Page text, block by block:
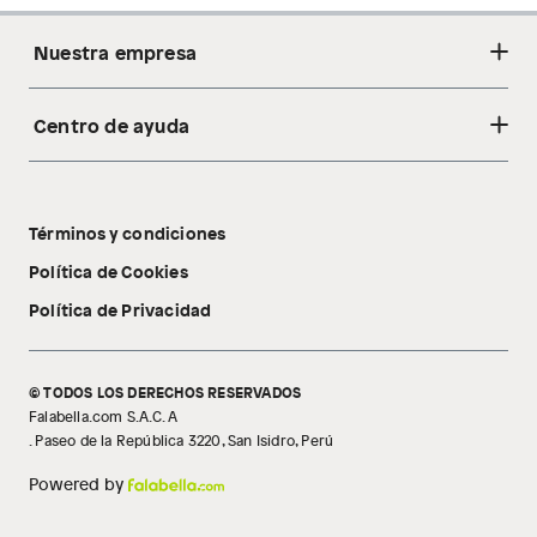
Nuestra empresa
Acerca de nosotros
Tecnología Pillow Walk
Centro de ayuda
Libro de reclamaciones
Términos y condiciones
Política de Cookies
Política de Privacidad
© TODOS LOS DERECHOS RESERVADOS
Falabella.com S.A.C. A
. Paseo de la República 3220, San Isidro, Perú
Powered by